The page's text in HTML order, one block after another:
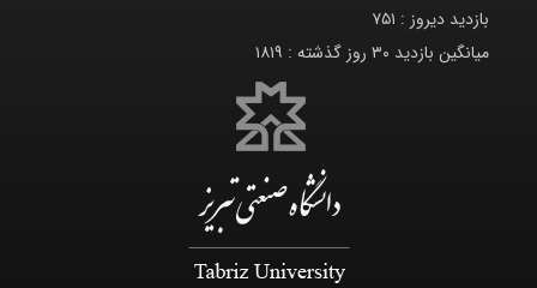
بازدید دیروز : ۷۵۱
میانگین بازدید ۳۰ روز گذشته :
۱۸۱۹